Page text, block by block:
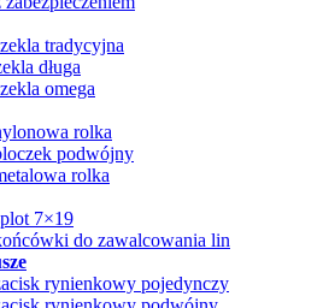
tradycyjna
długa
omega
rolka
podwójny
rolka
7×19
do zawalcowania lin
rynienkowy pojedynczy